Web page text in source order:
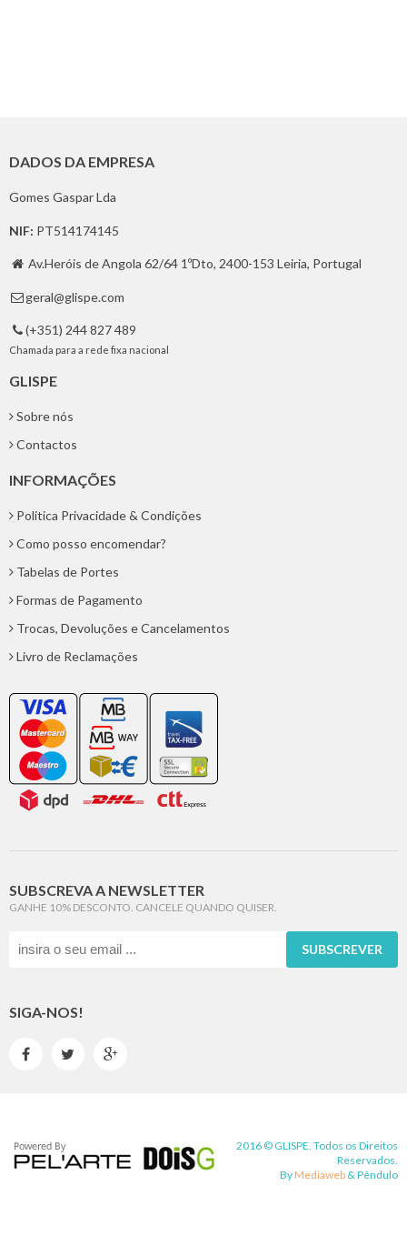
DADOS DA EMPRESA
Gomes Gaspar Lda
NIF: PT514174145
 Av.Heróis de Angola 62/64 1ºDto, 2400-153 Leiria, Portugal
 geral@glispe.com
 (+351) 244 827 489
Chamada para a rede fixa nacional
GLISPE
Sobre nós
Contactos
INFORMAÇÕES
Politica Privacidade & Condições
Como posso encomendar?
Tabelas de Portes
Formas de Pagamento
Trocas, Devoluções e Cancelamentos
Livro de Reclamações
SUBSCREVA A NEWSLETTER
GANHE 10% DESCONTO. CANCELE QUANDO QUISER.
SUBSCREVER
SIGA-NOS!
  
2016 © GLISPE. Todos os Direitos
Reservados.
By Mediaweb & Pêndulo